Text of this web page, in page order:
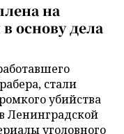
на
основу дела
стали
убийства
Ленинградской
уголовного